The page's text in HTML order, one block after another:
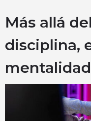
Más allá
disciplina,